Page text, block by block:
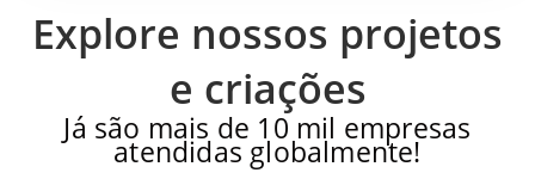
Explore nossos projetos
e criações
Já são mais de 10 mil empresas
atendidas globalmente!